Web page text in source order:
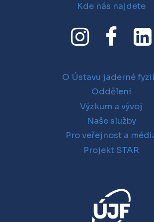
Kde nás najdete
O Ústavu jaderné
Oddělení
Výzkum a vývoj
Naše služby
Pro veřejnost a
Projekt STAR